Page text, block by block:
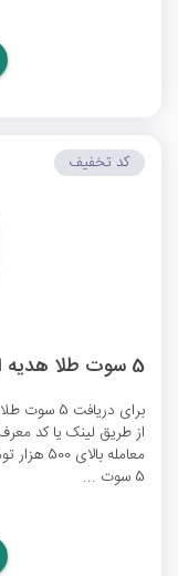
5 سوت طلا هدیه اولین معامله تبدیل
از طریق لینک یا کد
معامله
5 سوت ...
کد تخفیف